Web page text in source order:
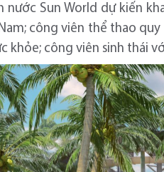
nước Sun World dự kiến
công viên thể thao
khỏe; công viên sinh thái